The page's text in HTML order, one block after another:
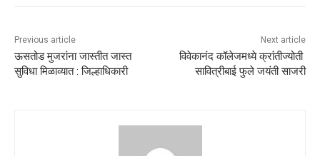
Previous article
ऊसतोड मुजरांना जास्तीत जास्त
सुविधा मिळाव्यात : जिल्हाधिकारी
Next article
विवेकानंद कॉलेजमध्ये क्रांतीज्योती
सावित्रीबाई फुले जयंती साजरी